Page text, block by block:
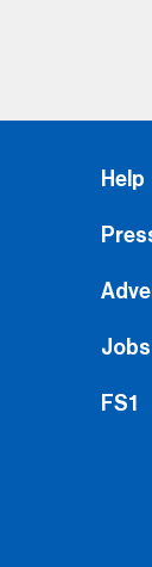
Help
Jobs
FS1